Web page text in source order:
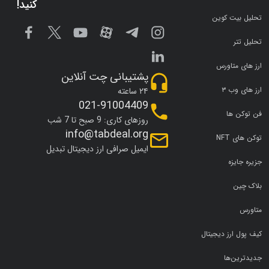
تحلیل بیت کوین
تحلیل تتر
ارز های متاورس
ارز های وب ۳
فن توکن ها
توکن های NFT
جزیره جایزه
بلاک چین
متاورس
کیف پول ارز دیجیتال
جدیدترین‌ها
کنید!
پشتیبانی چت آنلاین
۲۴ ساعته
021-91004409
روزهای کاری: 9 صبح تا 7 شب
info@tabdeal.org
ایمیل صرافی ارز دیجیتال تبدیل